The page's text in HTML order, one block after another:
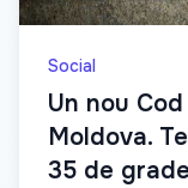
Social
Un nou
Moldova.
35 de grade